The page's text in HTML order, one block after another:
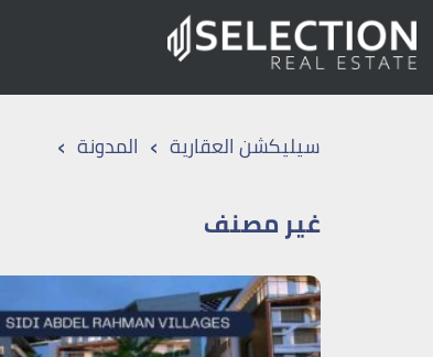
سيليكشن العقارية › المدونة ›
غير مصنف